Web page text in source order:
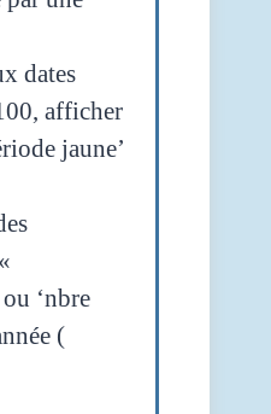
dates
afficher
jaune’
‘nbre
(